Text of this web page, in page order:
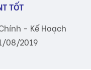
TỐT
- Kế Hoạch
08/2019